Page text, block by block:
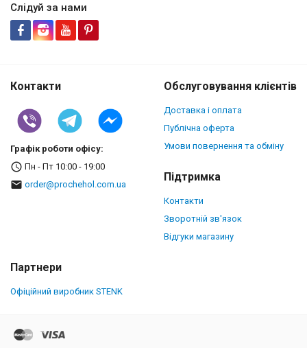
Слідуй за нами
Контакти
Графік роботи офісу:
Пн - Пт 10:00 - 19:00
order@prochehol.com.ua
Обслуговування клієнтів
Доставка і оплата
Публічна оферта
Умови повернення та обміну
Підтримка
Контакти
Зворотній зв'язок
Відгуки магазину
Партнери
Офіційний виробник STENK